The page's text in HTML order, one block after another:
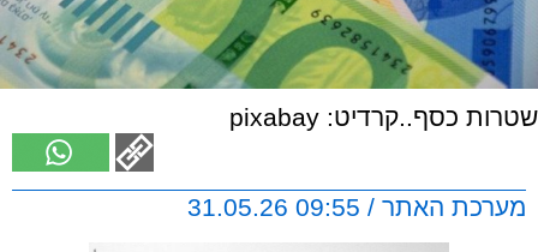
שטרות כסף..קרדיט: pixabay
מערכת האתר / 09:55 31.05.26